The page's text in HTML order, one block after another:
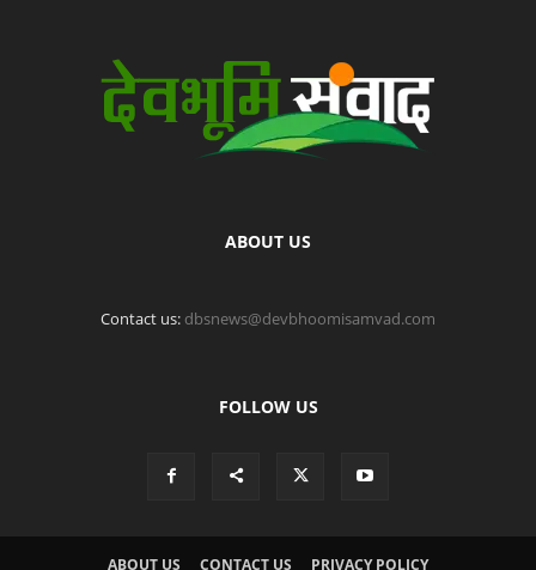
ABOUT US
Contact us: dbsnews@devbhoomisamvad.com
FOLLOW US
ABOUT US CONTACT US PRIVACY POLICY